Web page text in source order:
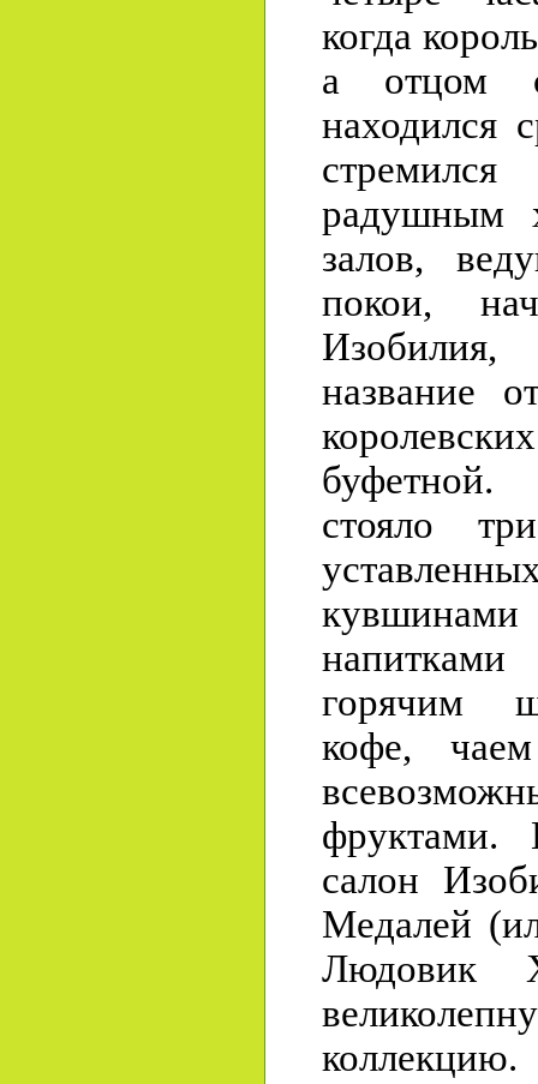
когда
а отцом
находился
радушным
залов,
покои,
Изобилия,
название
стояло
горячим
кофе,
салон
Медалей
Людовик